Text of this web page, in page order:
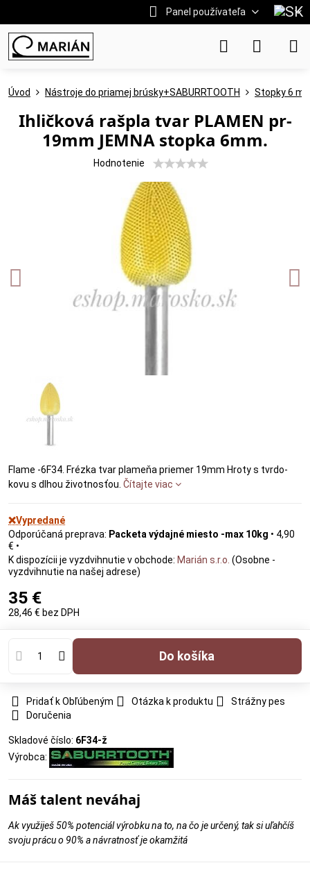
Panel používateľa
Úvod Nástroje do priamej brúsky+SABURRTOOTH Stopky 6
Ihličková rašpla tvar PLAMEN pr-
19mm JEMNA stopka 6mm.
Hodnotenie
Flame -6F34. Frézka tvar plameňa priemer 19mm Hroty s tvrdo-
kovu s dlhou životnosťou. Čítajte viac
❌Vypredané
Packeta výdajné miesto -max 10kg • 4,90
€ •
Marián s.r.o. (Osobne -
vyzdvihnutie na našej adrese)
35 €
28,46 € bez DPH
Do košíka
Pridať k Obľúbeným Otázka k produktu
Strážny pes
Doručenia
Skladové číslo: 6F34-ž
Výrobca:
Máš talent neváhaj
Ak využiješ 50% potenciál výrobku na to, na čo je určený, tak si uľahčíš
svoju prácu o 90% a návratnosť je okamžitá